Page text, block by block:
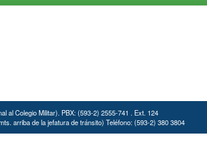
al Colegio Militar). PBX: (593-2) 2555-741 . Ext. 124
arriba de la jefatura de tránsito) Teléfono: (593-2) 380 3804